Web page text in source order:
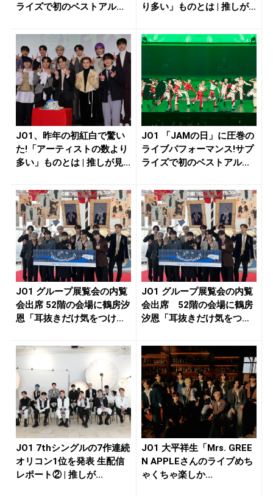
ライズで初のベストアル...
り多い」ものとは | 推しが
JO1、昨年の初紅白で驚い
た!「アーティストの数より
多い」ものとは | 推しが見...
JO1 「JAMの日」に圧巻の
ライブパフォーマンス!サプ
ライズで初のベストアル...
JO1 グループ展覧会の内覧
会出席 52階の会場に鶴房汐
恩「耳抜きだけ気をつけ
JO1 グループ展覧会の内覧
会出席 52階の会場に鶴房
汐恩「耳抜きだけ気をつけ
JO1 7thシングルの7作連続
オリコン1位を発表 生配信
レポート② | 推しが...
JO1 大平祥生「Mrs. GREE
N APPLEさんのライブめち
ゃくちゃ楽しか...